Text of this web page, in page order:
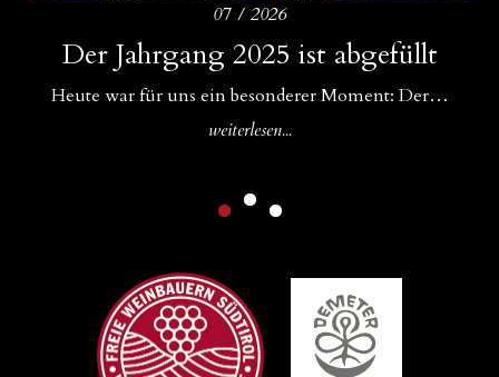
07 / 2026
Der Jahrgang 2025 ist abgefüllt
Heute war für uns ein besonderer Moment: Der…
weiterlesen...
Amphoren als ideale Ergänzung zu
Betonfässern und Betoneiern
In unserem Keller gibt es Zuwachs: Neben unseren…
Drei Bühnen für unsere Weine
Für uns im WeinGut Seppi sind Begegnungen ein…
weiterlesen...